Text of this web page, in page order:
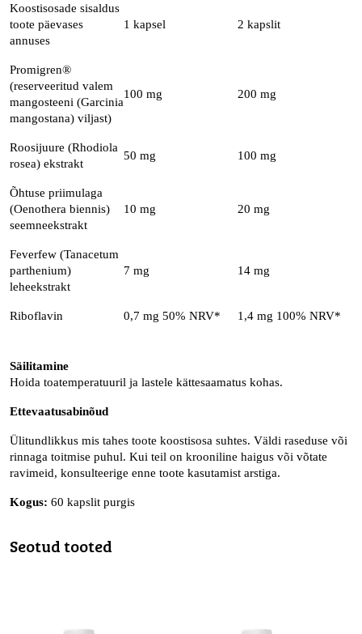
Koostisosade sisaldus
toote päevases
annuses
1 kapsel 2 kapslit
Promigren®
(reserveeritud valem
mangosteeni (Garcinia
mangostana) viljast)
100 mg 200 mg
Roosijuure (Rhodiola
rosea) ekstrakt
50 mg 100 mg
Õhtuse priimulaga
(Oenothera biennis)
seemneekstrakt
10 mg 20 mg
Feverfew (Tanacetum
parthenium)
leheekstrakt
7 mg 14 mg
Riboflavin 0,7 mg 50% NRV* 1,4 mg 100% NRV*
Säilitamine
Hoida toatemperatuuril ja lastele kättesaamatus kohas.
Ettevaatusabinõud
Ülitundlikkus mis tahes toote koostisosa suhtes. Väldi raseduse või
rinnaga toitmise puhul. Kui teil on krooniline haigus või võtate
ravimeid, konsulteerige enne toote kasutamist arstiga.
Kogus: 60 kapslit purgis
Seotud tooted